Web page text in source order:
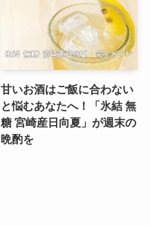
甘いお酒はご飯に合わない
と悩むあなたへ！「氷結 無
糖 宮崎産日向夏」が週末の
晩酌を